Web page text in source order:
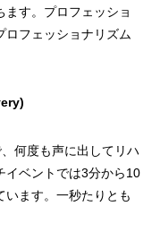
ます。プロフェッショ
ロフェッショナリズム
何度も声に出してリハ
イベントでは3分から10
います。一秒たりとも